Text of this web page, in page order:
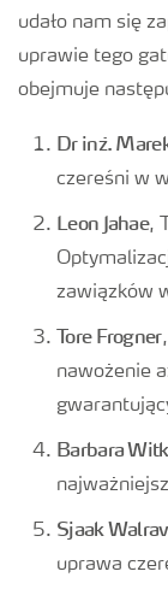
udało nam się
uprawie tego
obejmuje
Dr inż.
czereśni w
Leon Jahae,
zawiązków
Tore Frogner
nawożenie
Barbara
Sjaak
uprawa